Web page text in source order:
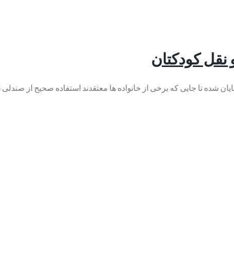
کودکتان
شده تا جایی که برخی از خانواده ها معتقدند استفاده صحیح از